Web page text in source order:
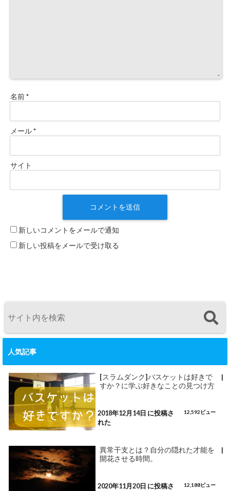
名前*
メール*
サイト
新しいコメントをメールで通知
新しい投稿をメールで受け取る
人気記事
[スラムダンク]バスケットは好きで
すか？に学ぶ好きなことの見つけ方
12,592ビュー
|
2018年12月14日 に投稿さ
れた
異常干支とは？自分の隠れた才能を
開花させる時間。
12,188ビュー
|
2020年11月20日 に投稿さ